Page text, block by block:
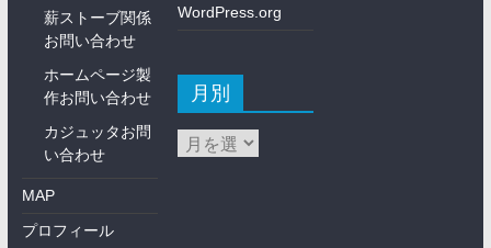
薪ストーブ関係
お問い合わせ
ホームページ製
作お問い合わせ
カジュッタお問
い合わせ
MAP
プロフィール
WordPress.org
月別